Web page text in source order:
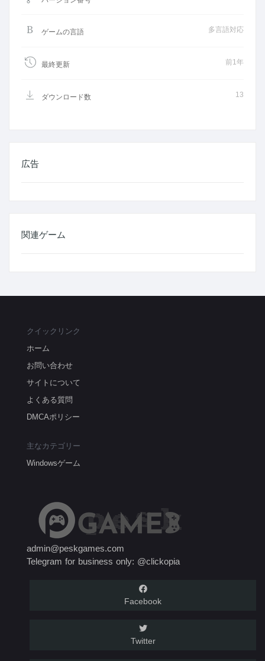
ゲームの言語 多言語対応
最終更新 前1年
ダウンロード数 13
広告
関連ゲーム
クイックリンク
ホーム
お問い合わせ
サイトについて
よくある質問
DMCAポリシー
主なカテゴリー
Windowsゲーム
admin@peskgames.com
Telegram for business only: @clickopia
Facebook
Twitter